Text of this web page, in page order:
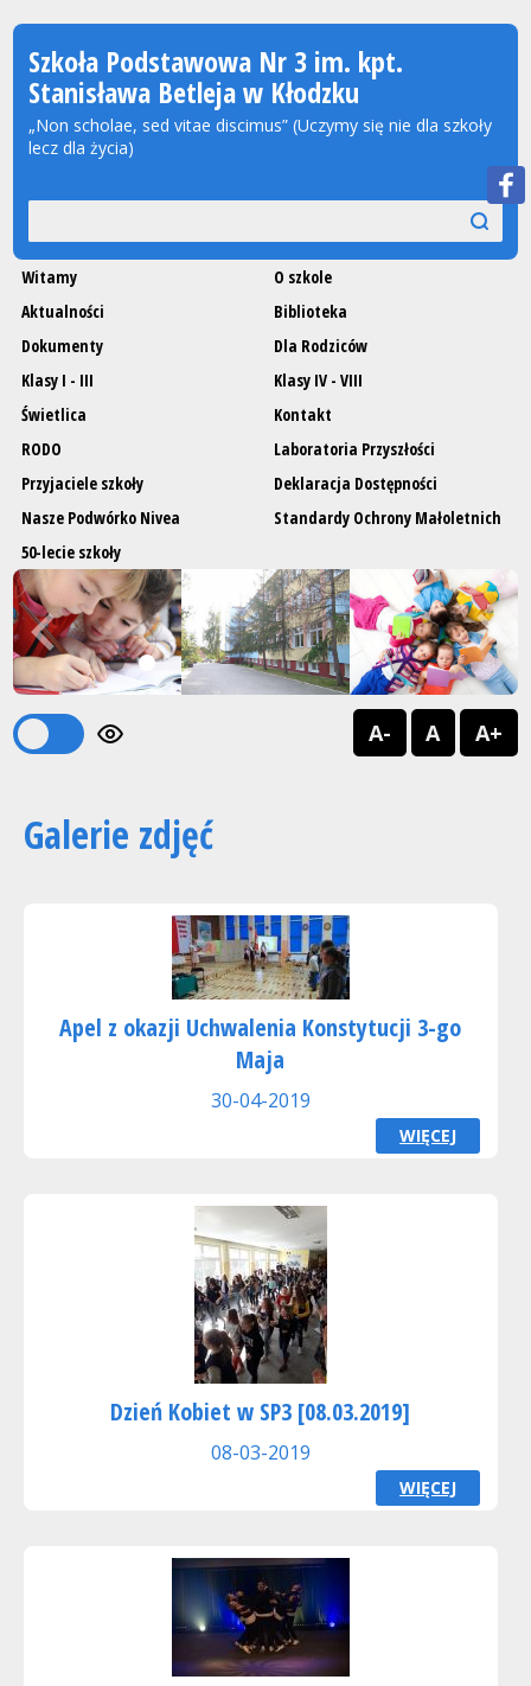
Szkoła Podstawowa Nr 3 im. kpt.
Stanisława Betleja w Kłodzku
„Non scholae, sed vitae discimus” (Uczymy się nie dla szkoły
lecz dla życia)
szukaj
Witamy
O szkole
Aktualności
Biblioteka
Dokumenty
Dla Rodziców
Klasy I - III
Klasy IV - VIII
Świetlica
Kontakt
RODO
Laboratoria Przyszłości
Przyjaciele szkoły
Deklaracja Dostępności
Nasze Podwórko Nivea
Standardy Ochrony Małoletnich
50-lecie szkoły
Previous Next
1
A- A A+
Galerie zdjęć
Apel z okazji Uchwalenia Konstytucji 3-go
Maja
30-04-2019
WIĘCEJ
Dzień Kobiet w SP3 [08.03.2019]
08-03-2019
WIĘCEJ